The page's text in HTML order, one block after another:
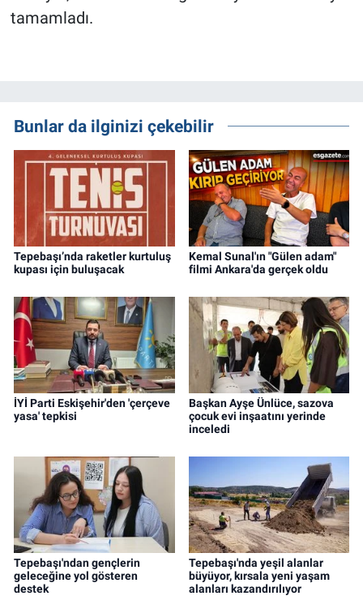
tamamladı.
Bunlar da ilginizi çekebilir
Tepebaşı’nda raketler kurtuluş
kupası için buluşacak
Kemal Sunal'ın "Gülen adam"
filmi Ankara'da gerçek oldu
İYİ Parti Eskişehir'den 'çerçeve
yasa' tepkisi
Başkan Ayşe Ünlüce, sazova
çocuk evi inşaatını yerinde
inceledi
Tepebaşı'ndan gençlerin
geleceğine yol gösteren
destek
Tepebaşı'nda yeşil alanlar
büyüyor, kırsala yeni yaşam
alanları kazandırılıyor